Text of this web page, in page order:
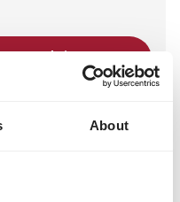
About
animal